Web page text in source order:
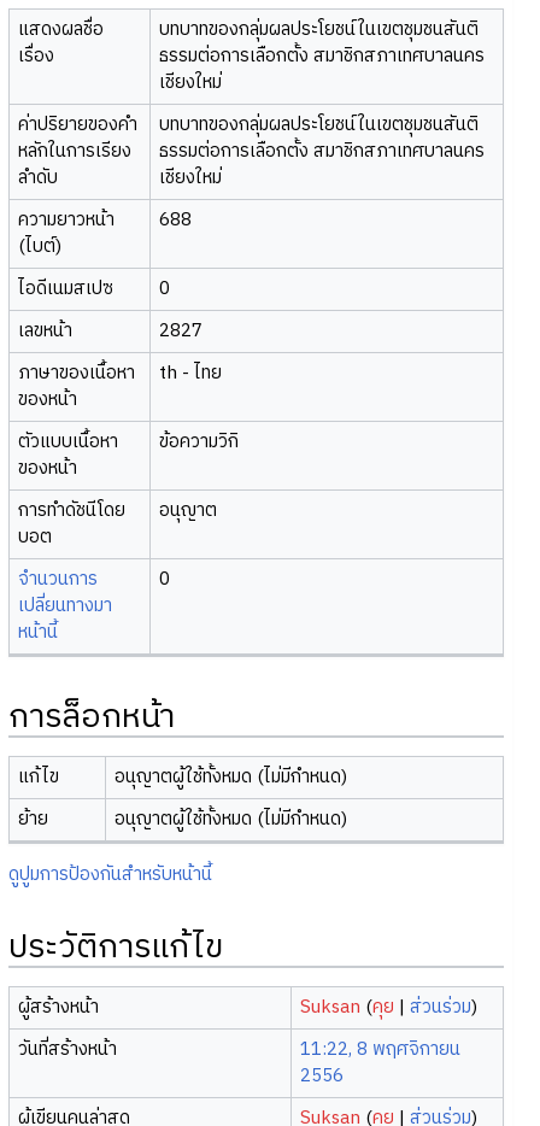
แสดงผลชื่อ
เรื่อง
บทบาทของกลุ่มผลประโยชน์ในเขตชุมชนสันติ
ธรรมต่อการเลือกตั้ง สมาชิกสภาเทศบาลนคร
เชียงใหม่
ค่าปริยายของคำ
หลักในการเรียง
ลำดับ
บทบาทของกลุ่มผลประโยชน์ในเขตชุมชนสันติ
ธรรมต่อการเลือกตั้ง สมาชิกสภาเทศบาลนคร
เชียงใหม่
ความยาวหน้า
(ไบต์)
688
ไอดีเนมสเปซ
0
เลขหน้า
2827
ภาษาของเนื้อหา
ของหน้า
th - ไทย
ตัวแบบเนื้อหา
ของหน้า
ข้อความวิกิ
การทำดัชนีโดย
บอต
อนุญาต
จำนวนการ
เปลี่ยนทางมา
หน้านี้
0
การล็อกหน้า
แก้ไข
อนุญาตผู้ใช้ทั้งหมด (ไม่มีกำหนด)
ย้าย
อนุญาตผู้ใช้ทั้งหมด (ไม่มีกำหนด)
ดูปูมการป้องกันสำหรับหน้านี้
ประวัติการแก้ไข
ผู้สร้างหน้า Suksan (คุย |ส่วนร่วม)
วันที่สร้างหน้า
11:22, 8 พฤศจิกายน
2556
ผู้เขียนคนล่าสุด
Suksan (คุย |ส่วนร่วม)